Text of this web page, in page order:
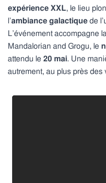
expérience XXL, le lieu
l’ambiance galactique de
L’événement accompagne
Mandalorian and Grogu, le
attendu le 20 mai. Une
autrement, au plus près des